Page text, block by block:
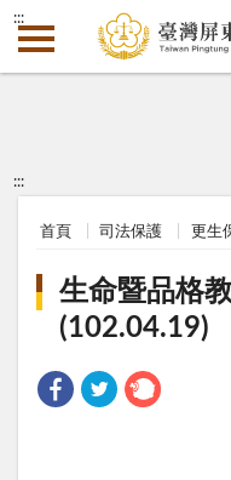
:::
:::
首頁 司法保護 更生
生命暨品格
(102.04.19)